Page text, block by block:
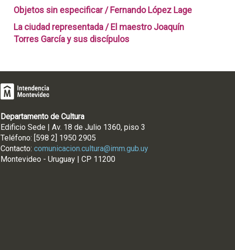
Objetos sin especificar / Fernando López Lage
La ciudad representada / El maestro Joaquín
Torres García y sus discípulos
Departamento de Cultura
Edificio Sede | Av. 18 de Julio 1360, piso 3
Teléfono: [598 2] 1950 2905
Contacto: comunicacion.cultura@imm.gub.uy
Montevideo - Uruguay | CP 11200